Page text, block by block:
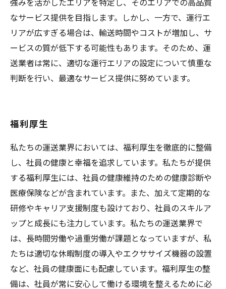
なサービス提供を目指します。しかし、一方で、運行エ
リアが広すぎる場合は、輸送時間やコストが増加し、サ
ービスの質が低下する可能性もあります。そのため、運
送業者は常に、適切な運行エリアの設定について慎重な
判断を行い、最適なサービス提供に努めています。
福利厚生
私たちの運送業界においては、福利厚生を徹底的に整備
し、社員の健康と幸福を追求しています。私たちが提供
する福利厚生には、社員の健康維持のための健康診断や
医療保険などが含まれています。また、加えて定期的な
研修やキャリア支援制度も設けており、社員のスキルア
ップと成長にも注力しています。私たちの運送業界で
は、長時間労働や過重労働が課題となっていますが、私
たちは適切な休暇制度の導入やエクササイズ機器の設置
など、社員の健康面にも配慮しています。福利厚生の整
備は、社員が常に安心して働ける環境を整えるために必